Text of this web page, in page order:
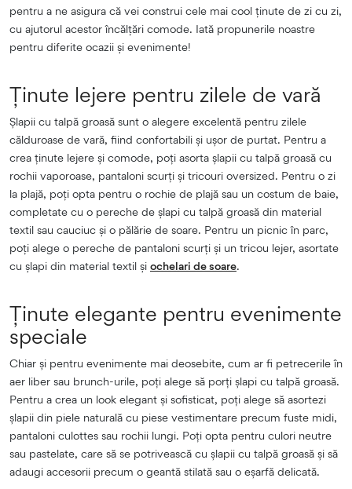
pentru a ne asigura că vei construi cele mai cool ținute de zi cu zi,
cu ajutorul acestor încălțări comode. Iată propunerile noastre
pentru diferite ocazii și evenimente!
Ținute lejere pentru zilele de vară
Șlapii cu talpă groasă sunt o alegere excelentă pentru zilele
călduroase de vară, fiind confortabili și ușor de purtat. Pentru a
crea ținute lejere și comode, poți asorta șlapii cu talpă groasă cu
rochii vaporoase, pantaloni scurți și tricouri oversized. Pentru o zi
la plajă, poți opta pentru o rochie de plajă sau un costum de baie,
completate cu o pereche de șlapi cu talpă groasă din material
textil sau cauciuc și o pălărie de soare. Pentru un picnic în parc,
poți alege o pereche de pantaloni scurți și un tricou lejer, asortate
cu șlapi din material textil și ochelari de soare.
Ținute elegante pentru evenimente
speciale
Chiar și pentru evenimente mai deosebite, cum ar fi petrecerile în
aer liber sau brunch-urile, poți alege să porți șlapi cu talpă groasă.
Pentru a crea un look elegant și sofisticat, poți alege să asortezi
șlapii din piele naturală cu piese vestimentare precum fuste midi,
pantaloni culottes sau rochii lungi. Poți opta pentru culori neutre
sau pastelate, care să se potrivească cu șlapii cu talpă groasă și să
adaugi accesorii precum o geantă stilată sau o eșarfă delicată.